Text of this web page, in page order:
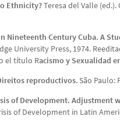
Ethnicity?Teresa del Valle
Nineteenth Century Cuba. A
University Press, 1974.
el título Racismo y Sexualidad
reproductivos. São Paulo:
of Development. Adjustment
of Development in Latin